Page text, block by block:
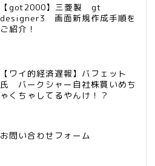
【got2000】三菱製 gt
designer3 画面新規作成手順を
ご紹介！
【ワイ的経済遅報】バフェット
氏 バークシャー自社株買いめち
ゃくちゃしてるやんけ！？
お問い合わせフォーム